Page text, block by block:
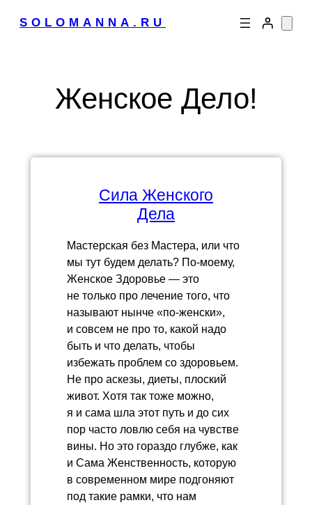
SOLOMANNA.RU
Женское Дело!
Сила Женского
Дела
Мастерская без Мастера, или что
мы тут будем делать? По-моему,
Женское Здоровье — это
не только про лечение того, что
называют нынче «по-женски»,
и совсем не про то, какой надо
быть и что делать, чтобы
избежать проблем со здоровьем.
Не про аскезы, диеты, плоский
живот. Хотя так тоже можно,
я и сама шла этот путь и до сих
пор часто ловлю себя на чувстве
вины. Но это гораздо глубже, как
и Сама Женственность, которую
в современном мире подгоняют
под такие рамки, что нам